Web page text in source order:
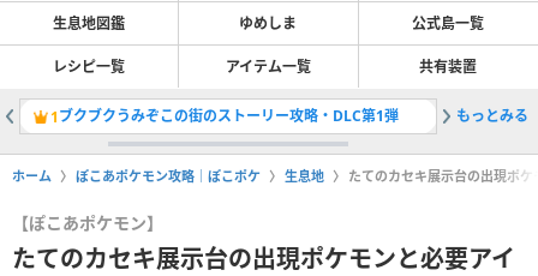
生息地図鑑 ゆめしま 公式島一覧
レシピ一覧 アイテム一覧 共有装置
1ブクブクうみぞこの街のストーリー攻略・DLC第1弾 2生息地
もっとみる
ホーム ぽこあポケモン攻略｜ぽこポケ 生息地 たてのカセキ展示台の出現ポ
【ぽこあポケモン】
たてのカセキ展示台の出現ポケモンと必要アイ